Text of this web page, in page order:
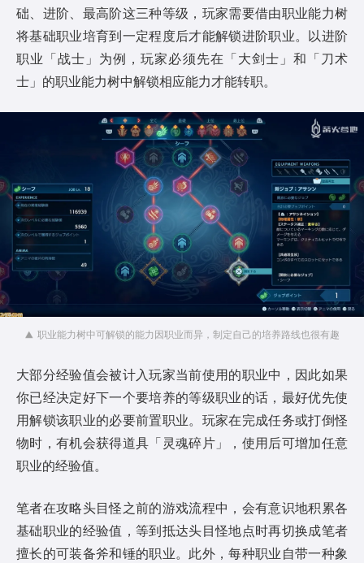
础、进阶、最高阶这三种等级，玩家需要借由职业能力树
将基础职业培育到一定程度后才能解锁进阶职业。以进阶
职业「战士」为例，玩家必须先在「大剑士」和「刀术
士」的职业能力树中解锁相应能力才能转职。
职业能力树中可解锁的能力因职业而异，制定自己的培养路线也很有趣
大部分经验值会被计入玩家当前使用的职业中，因此如果
你已经决定好下一个要培养的等级职业的话，最好优先使
用解锁该职业的必要前置职业。玩家在完成任务或打倒怪
物时，有机会获得道具「灵魂碎片」，使用后可增加任意
职业的经验值。
笔者在攻略头目怪之前的游戏流程中，会有意识地积累各
基础职业的经验值，等到抵达头目怪地点时再切换成笔者
擅长的可装备斧和锤的职业。此外，每种职业自带一种象